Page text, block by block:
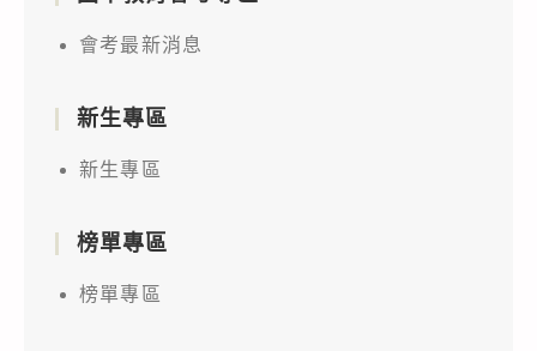
會考最新消息
新生專區
新生專區
榜單專區
榜單專區